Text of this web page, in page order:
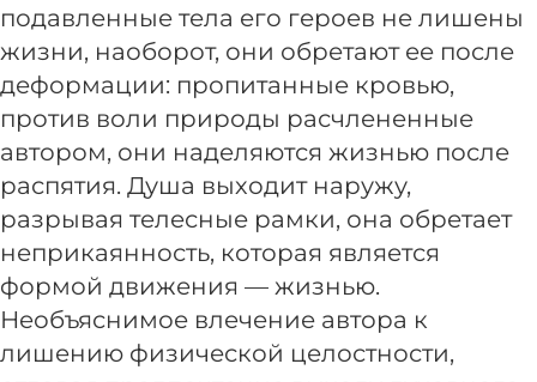
подавленные тела его героев не лишены
жизни, наоборот, они обретают ее после
деформации: пропитанные кровью,
против воли природы расчлененные
автором, они наделяются жизнью после
распятия. Душа выходит наружу,
разрывая телесные рамки, она обретает
неприкаянность, которая является
формой движения — жизнью.
Необъяснимое влечение автора к
лишению физической целостности,